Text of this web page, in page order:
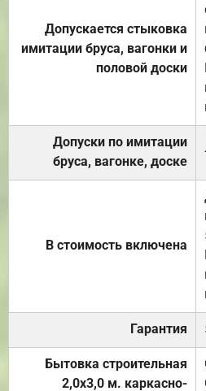
Допускается стыковка
имитации бруса, вагонки и
половой доски
Допуски по имитации
бруса, вагонке, доске
В стоимость включена
Гарантия
Бытовка строительная
2,0х3,0 м. каркасно-